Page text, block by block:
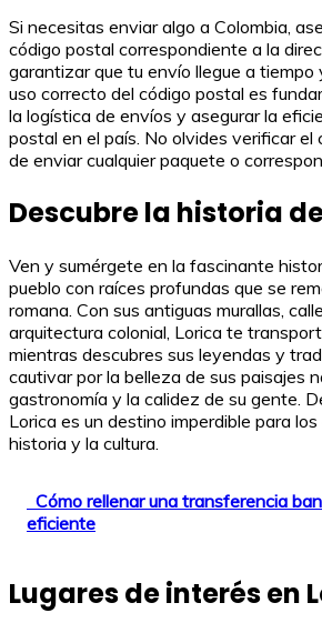
Si necesitas enviar algo a Colombia,
código postal correspondiente a la
garantizar que tu envío llegue a tiempo
uso correcto del código postal es
la logística de envíos y asegurar la
postal en el país. No olvides verificar el
de enviar cualquier paquete o
Descubre la historia
Ven y sumérgete en la fascinante
pueblo con raíces profundas que se
romana. Con sus antiguas murallas,
arquitectura colonial, Lorica te
mientras descubres sus leyendas y
cautivar por la belleza de sus paisajes
gastronomía y la calidez de su gente.
Lorica es un destino imperdible para
historia y la cultura.
Cómo rellenar una transferencia
eficiente
Lugares de interés en